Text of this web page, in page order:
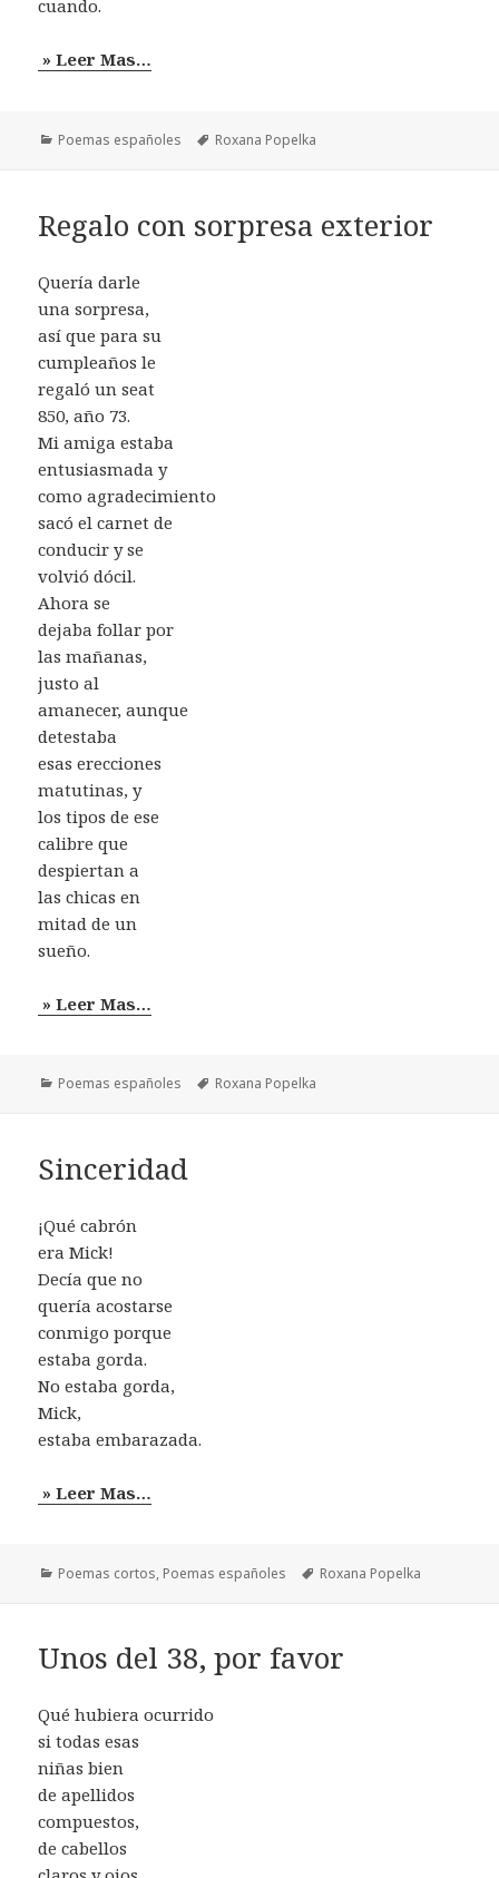
cuando.
» Leer Mas…
Categorías
Poemas españoles Etiquetas
Roxana Popelka
Regalo con sorpresa exterior
Quería darle
una sorpresa,
así que para su
cumpleaños le
regaló un seat
850, año 73.
Mi amiga estaba
entusiasmada y
como agradecimiento
sacó el carnet de
conducir y se
volvió dócil.
Ahora se
dejaba follar por
las mañanas,
justo al
amanecer, aunque
detestaba
esas erecciones
matutinas, y
los tipos de ese
calibre que
despiertan a
las chicas en
mitad de un
sueño.
» Leer Mas…
Categorías
Poemas españoles Etiquetas
Roxana Popelka
Sinceridad
¡Qué cabrón
era Mick!
Decía que no
quería acostarse
conmigo porque
estaba gorda.
No estaba gorda,
Mick,
estaba embarazada.
» Leer Mas…
Categorías
Poemas cortos, Poemas españoles Etiquetas
Roxana Popelka
Unos del 38, por favor
Qué hubiera ocurrido
si todas esas
niñas bien
de apellidos
compuestos,
de cabellos